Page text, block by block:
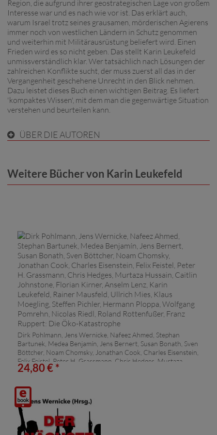
Region, die aufgrund ihrer geostrategischen Lage von großem
Interesse war und es nach wie vor ist. Das erklärt auch,
warum Israel trotz seines grausamen, mörderischen Agierens
immer noch von westlichen Ländern in Schutz genommen
und weiterhin mit Militärausrüstung beliefert wird. Einen
Frieden wird es so nicht geben. Das stellt Karin Leukefeld
unmissverständlich klar. Wer tatsächlich nach Lösungen der
zahlreichen Konflikte sucht, der muss zuerst all das in der
Vergangenheit geschehene Unrecht in den Blick nehmen.
Dazu leistet dieses Buch einen wichtigen Beitrag. Es liefert
'kompaktes Wissen', mit dem man die gegenwärtige Situation
verstehen und beurteilen kann.
ÜBER DIE AUTOREN
Weitere Bücher von Karin Leukefeld
Dirk Pohlmann, Jens Wernicke, Nafeez Ahmed, Stephan
Bartunek, Medea Benjamín, Jens Bernert, Susan Bonath, Sven
Böttcher, Noam Chomsky, Jonathan Cook, Charles Eisenstein,
Felix Feistel, Peter H. Grassmann, Chris Hedges, Murtaza
Hussain, Caitlin Johnstone, Florian Kirner, Anselm Lenz, Karin
Steffen Pichler, Hermann Ploppa, Wolfgang Pomrehn, Nicolas
Riedl, Roland Rottenfußer, Franz Ruppert:
Die Öko-Katastrophe
24,80 € *
Digitalprodukt
/ E-
Book